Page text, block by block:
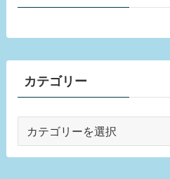
カテゴリー
ゴ